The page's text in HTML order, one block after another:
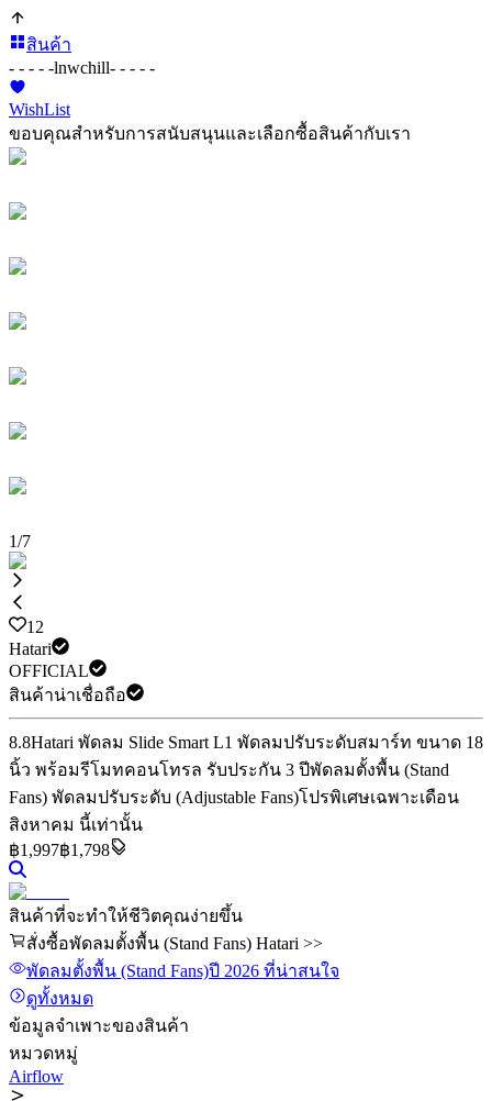
สินค้า
- - - - -lnwchill- - - - -
WishList
ขอบคุณสำหรับการสนับสนุนและเลือกซื้อสินค้ากับเรา
1/7
12
Hatari
OFFICIAL
สินค้าน่าเชื่อถือ
8.8Hatari พัดลม Slide Smart L1 พัดลมปรับระดับสมาร์ท ขนาด 18
นิ้ว พร้อมรีโมทคอนโทรล รับประกัน 3 ปีพัดลมตั้งพื้น (Stand
Fans) พัดลมปรับระดับ (Adjustable Fans)โปรพิเศษเฉพาะเดือน
สิงหาคม นี้เท่านั้น
฿1,997฿1,798
สินค้าที่จะทำให้ชีวิตคุณง่ายขึ้น
สั่งซื้อพัดลมตั้งพื้น (Stand Fans) Hatari >>
พัดลมตั้งพื้น (Stand Fans)ปี 2026 ที่น่าสนใจ
ดูทั้งหมด
ข้อมูลจำเพาะของสินค้า
หมวดหมู่
Airflow